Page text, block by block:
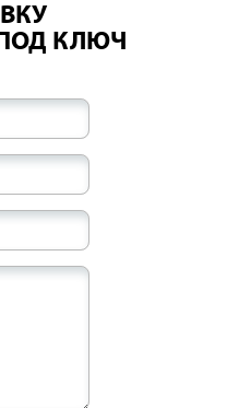
КЛЮЧ